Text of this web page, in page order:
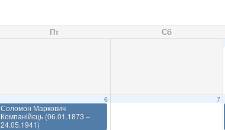
Пт Сб
6
Соломон Маркович
Компанійєць (06.01.1873 –
24.05.1941)
7